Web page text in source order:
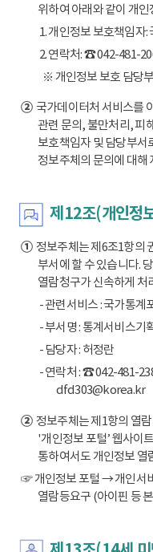
위하여 아래와 같이 개
1. 개인정보 보호책임자
2. 연락처: ☎ 042-481-
※ 개인정보 보호 담당
②국가데이터처 서비스를
관련 문의, 불만처리, 피
보호책임자 및 담당부서
정보주체의 문의에 대해
제12조(개인정
①정보주체는 제6조1항의
부서에 할 수 있습니다.
열람청구가 신속하게 처
- 관련서비스 : 국가통계
- 부서명 : 통계서비스기
- 담당자 : 허정란
- 연락처 : ☎ 042-481-
dfd303@korea.kr
②정보주체는 제1항의 열
'개인정보 포털’ 웹사이트
통하여서도 개인정보 열
☞ 개인정보 포털 → 개인서
열람등요구 (아이핀 등